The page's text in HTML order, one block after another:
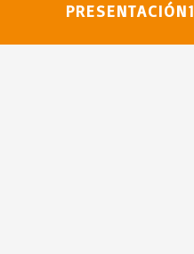
PRESENTACIÓN1